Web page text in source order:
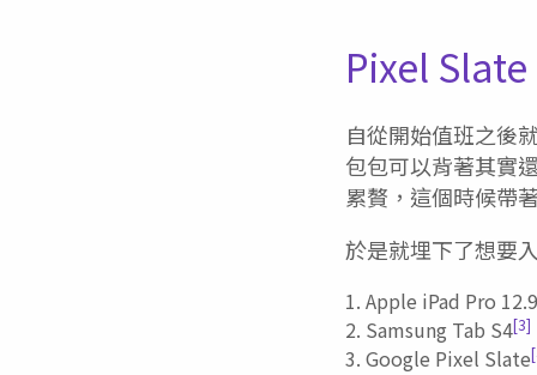
Pixel
自從開始值班之後
包包可以背著其實
累贅，這個時候帶
於是就埋下了想要
Apple iPad Pro
Samsung Tab S4[3]
Google Pixel Slate